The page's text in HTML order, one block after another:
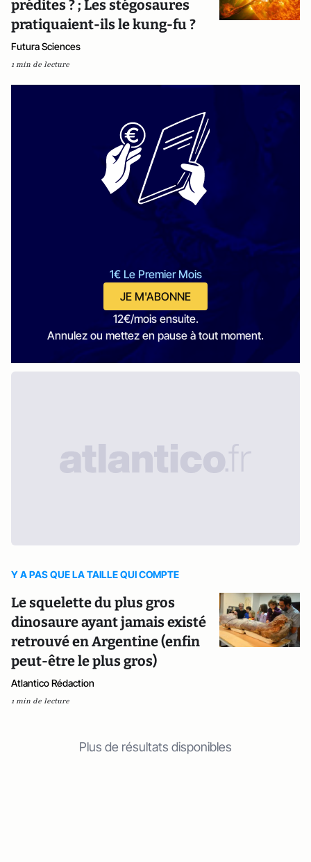
prédites ? ; Les stégosaures
pratiquaient-ils le kung-fu ?
Futura Sciences
1 min de lecture
1€ Le Premier Mois
JE M'ABONNE
12€/mois ensuite.
Annulez ou mettez en pause à tout moment.
Y A PAS QUE LA TAILLE QUI COMPTE
Le squelette du plus gros
dinosaure ayant jamais existé
retrouvé en Argentine (enfin
peut-être le plus gros)
Atlantico Rédaction
1 min de lecture
Plus de résultats disponibles